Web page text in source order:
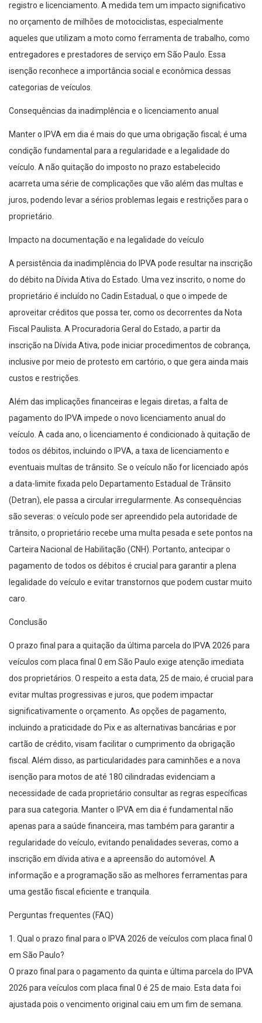
registro e licenciamento. A medida tem um impacto significativo
no orçamento de milhões de motociclistas, especialmente
aqueles que utilizam a moto como ferramenta de trabalho, como
entregadores e prestadores de serviço em São Paulo. Essa
isenção reconhece a importância social e econômica dessas
categorias de veículos.
Consequências da inadimplência e o licenciamento anual
Manter o IPVA em dia é mais do que uma obrigação fiscal; é uma
condição fundamental para a regularidade e a legalidade do
veículo. A não quitação do imposto no prazo estabelecido
acarreta uma série de complicações que vão além das multas e
juros, podendo levar a sérios problemas legais e restrições para o
proprietário.
Impacto na documentação e na legalidade do veículo
A persistência da inadimplência do IPVA pode resultar na inscrição
do débito na Dívida Ativa do Estado. Uma vez inscrito, o nome do
proprietário é incluído no Cadin Estadual, o que o impede de
aproveitar créditos que possa ter, como os decorrentes da Nota
Fiscal Paulista. A Procuradoria Geral do Estado, a partir da
inscrição na Dívida Ativa, pode iniciar procedimentos de cobrança,
inclusive por meio de protesto em cartório, o que gera ainda mais
custos e restrições.
Além das implicações financeiras e legais diretas, a falta de
pagamento do IPVA impede o novo licenciamento anual do
veículo. A cada ano, o licenciamento é condicionado à quitação de
todos os débitos, incluindo o IPVA, a taxa de licenciamento e
eventuais multas de trânsito. Se o veículo não for licenciado após
a data-limite fixada pelo Departamento Estadual de Trânsito
(Detran), ele passa a circular irregularmente. As consequências
são severas: o veículo pode ser apreendido pela autoridade de
trânsito, o proprietário recebe uma multa pesada e sete pontos na
Carteira Nacional de Habilitação (CNH). Portanto, antecipar o
pagamento de todos os débitos é crucial para garantir a plena
legalidade do veículo e evitar transtornos que podem custar muito
caro.
Conclusão
O prazo final para a quitação da última parcela do IPVA 2026 para
veículos com placa final 0 em São Paulo exige atenção imediata
dos proprietários. O respeito a esta data, 25 de maio, é crucial para
evitar multas progressivas e juros, que podem impactar
significativamente o orçamento. As opções de pagamento,
incluindo a praticidade do Pix e as alternativas bancárias e por
cartão de crédito, visam facilitar o cumprimento da obrigação
fiscal. Além disso, as particularidades para caminhões e a nova
isenção para motos de até 180 cilindradas evidenciam a
necessidade de cada proprietário consultar as regras específicas
para sua categoria. Manter o IPVA em dia é fundamental não
apenas para a saúde financeira, mas também para garantir a
regularidade do veículo, evitando penalidades severas, como a
inscrição em dívida ativa e a apreensão do automóvel. A
informação e a programação são as melhores ferramentas para
uma gestão fiscal eficiente e tranquila.
Perguntas frequentes (FAQ)
1. Qual o prazo final para o IPVA 2026 de veículos com placa final 0
em São Paulo?
O prazo final para o pagamento da quinta e última parcela do IPVA
2026 para veículos com placa final 0 é 25 de maio. Esta data foi
ajustada pois o vencimento original caiu em um fim de semana.